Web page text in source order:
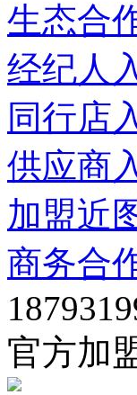
生态合
经纪
同行
供应
加盟
商务
官方加